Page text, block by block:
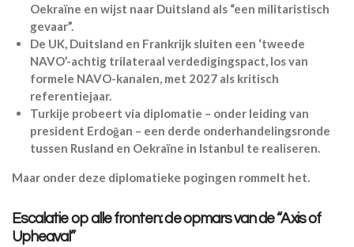
Oekraïne en wijst naar Duitsland als “een militaristisch
gevaar”.
De UK, Duitsland en Frankrijk sluiten een ‘tweede
NAVO’-achtig trilateraal verdedigingspact, los van
formele NAVO-kanalen, met 2027 als kritisch
referentiejaar.
Turkije probeert via diplomatie – onder leiding van
president Erdoğan – een derde onderhandelingsronde
tussen Rusland en Oekraïne in Istanbul te realiseren.
Maar onder deze diplomatieke pogingen rommelt het.
Escalatie op alle fronten: de opmars van de “Axis of
Upheaval”